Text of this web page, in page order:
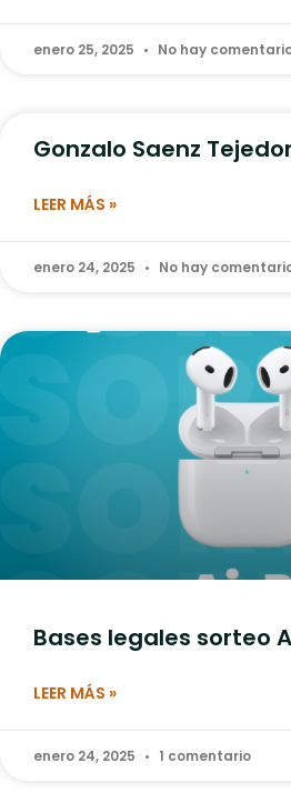
enero 25, 2025 No hay
Gonzalo Saenz Tejedor
LEER MÁS »
enero 24, 2025 No hay
Bases legales sorteo
LEER MÁS »
enero 24, 2025 1 comentario